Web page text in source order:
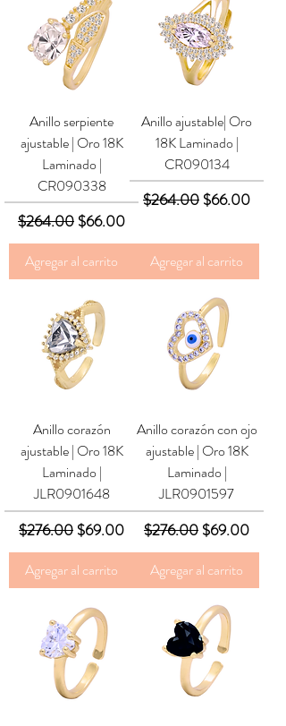
Anillo serpiente
ajustable | Oro 18K
Laminado |
CR090338
Precio
$264.00 Precio de oferta
$66.00
Agregar al carrito
Anillo ajustable| Oro
18K Laminado |
CR090134
Precio
$264.00 Precio de oferta
$66.00
Agregar al carrito
Anillo corazón
ajustable | Oro 18K
Laminado |
JLR0901648
Precio
$276.00 Precio de oferta
$69.00
Agregar al carrito
Anillo corazón con ojo
ajustable | Oro 18K
Laminado |
JLR0901597
Precio
$276.00 Precio de oferta
$69.00
Agregar al carrito